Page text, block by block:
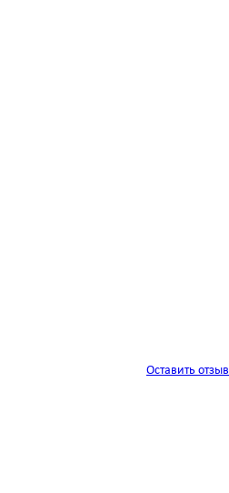
Оставить отзыв